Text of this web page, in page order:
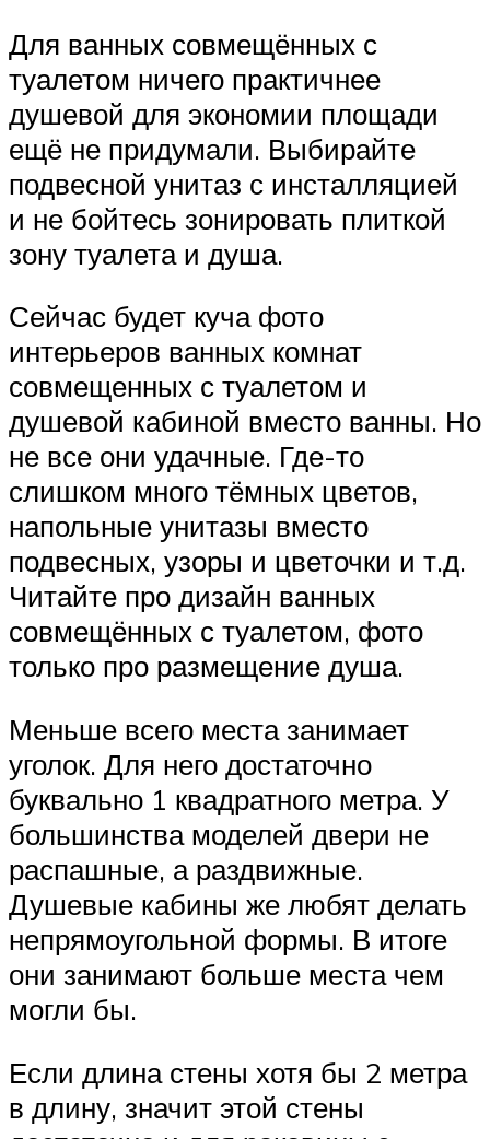
Для ванных совмещённых с
туалетом ничего практичнее
душевой для экономии площади
ещё не придумали. Выбирайте
подвесной унитаз с инсталляцией
и не бойтесь зонировать плиткой
зону туалета и душа.
Сейчас будет куча фото
интерьеров ванных комнат
совмещенных с туалетом и
душевой кабиной вместо ванны. Но
не все они удачные. Где-то
слишком много тёмных цветов,
напольные унитазы вместо
подвесных, узоры и цветочки и т.д.
Читайте про дизайн ванных
совмещённых с туалетом, фото
только про размещение душа.
Меньше всего места занимает
уголок. Для него достаточно
буквально 1 квадратного метра. У
большинства моделей двери не
распашные, а раздвижные.
Душевые кабины же любят делать
непрямоугольной формы. В итоге
они занимают больше места чем
могли бы.
Если длина стены хотя бы 2 метра
в длину, значит этой стены